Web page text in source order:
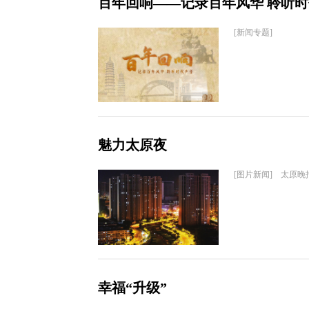
[新闻专题]
魅力太原夜
[图片新闻] 太原晚
幸福“升级”